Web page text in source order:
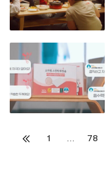
Posts
이전
1 … 78